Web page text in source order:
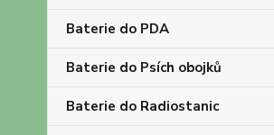
Baterie do PDA
Baterie do Psích obojků
Baterie do Radiostanic